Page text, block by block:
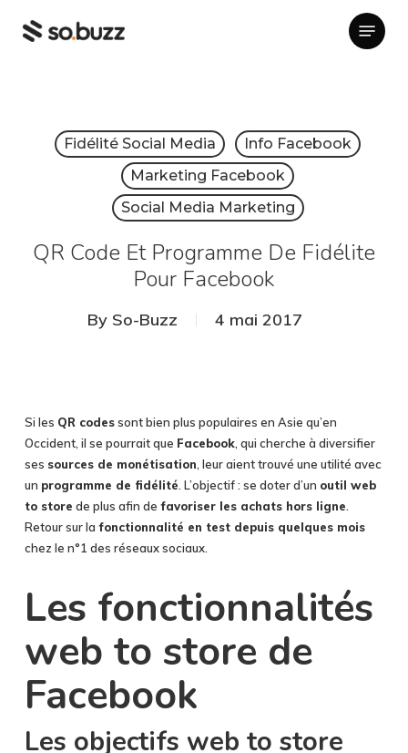
Menu
Fidélité Social Media
Info Facebook
Marketing Facebook
Social Media Marketing
QR Code Et Programme De Fidélite
Pour Facebook
By So-Buzz 4 mai 2017
Si les QR codessont bien plus populaires en Asie qu’en
Occident, il se pourrait que Facebook, qui cherche à diversifier
ses sources de monétisation , leur aient trouvé une utilité avec
un programme de fidélité . L’objectif : se doter d’un outil web
to store de plus afin de favoriser les achats hors ligne
Retour sur la fonctionnalité en test depuis quelques mois
chez le n°1 des réseaux sociaux.
Les fonctionnalités
web to store de
Facebook
Les objectifs web to store